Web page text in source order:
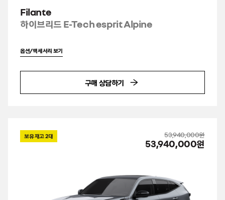
Filante
하이브리드 E-Tech esprit Alpine
옵션/액세서리 보기
구매 상담하기
보유 재고2대 53,940,000원
53,940,000원